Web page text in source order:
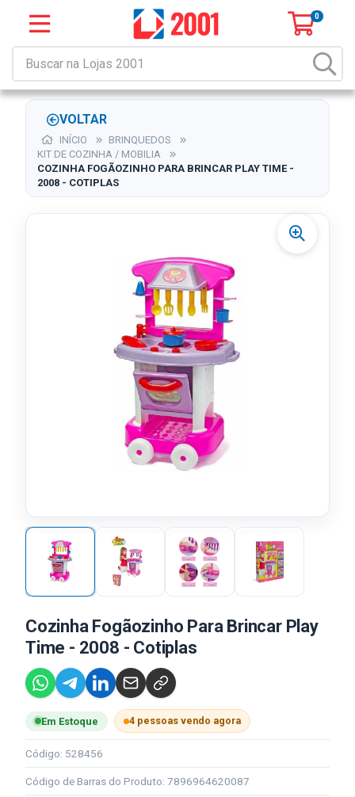
0
VOLTAR
INÍCIO
BRINQUEDOS
KIT DE COZINHA / MOBILIA
COZINHA FOGÃOZINHO PARA BRINCAR PLAY TIME -
2008 - COTIPLAS
Cozinha Fogãozinho Para Brincar Play
Time - 2008 - Cotiplas
Em Estoque 4 pessoas vendo agora
Código: 528456
Código de Barras do Produto: 7896964620087